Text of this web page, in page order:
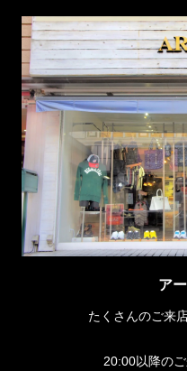
ア
たくさんのご来
20:00以降の